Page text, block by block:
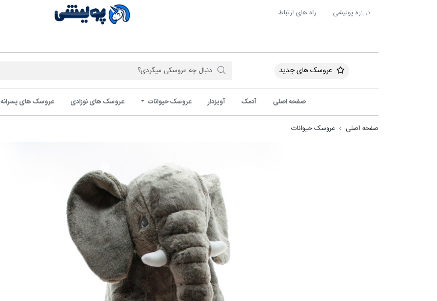
درباره پولیشی راه های ارتباط
عروسک های جدید
صفحه اصلی آدمک آویزدار عروسک حیوانات عروسک های نوزادی عروسک های پسرانه
صفحه اصلی عروسک حیوانات فیل بالشی